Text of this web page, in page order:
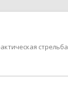
стрельба